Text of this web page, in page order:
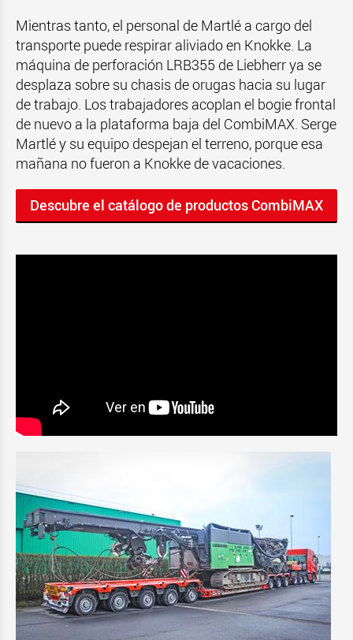
Mientras tanto, el personal de Martlé a cargo del
transporte puede respirar aliviado en Knokke. La
máquina de perforación LRB355 de Liebherr ya se
desplaza sobre su chasis de orugas hacia su lugar
de trabajo. Los trabajadores acoplan el bogie frontal
de nuevo a la plataforma baja del CombiMAX. Serge
Martlé y su equipo despejan el terreno, porque esa
mañana no fueron a Knokke de vacaciones.
Descubre el catálogo de productos CombiMAX